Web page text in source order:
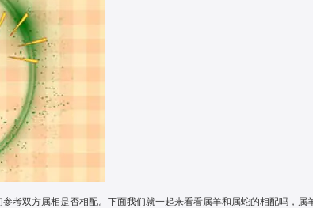
考双方属相是否相配。下面我们就一起来看看属羊和属蛇的相配吗，属